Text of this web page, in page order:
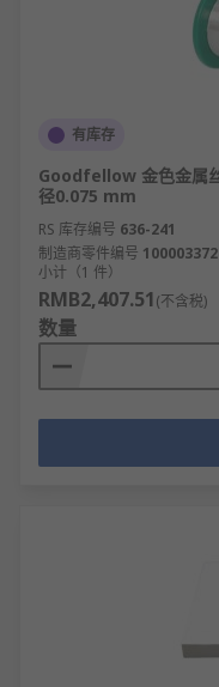
有库存
Goodfellow 金色金属
径0.075 mm
RS 库存编号 636-241
制造商零件编号
小计（1 件）
RMB2,407.51(不含税)
数量